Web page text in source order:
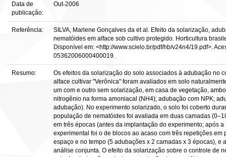
Data de
publicação:
Out-2006
Referência:
SILVA, Marlene Gonçalves da et al. Efeito da solarização,
nematóides em alface sob cultivo protegido. Horticultura
Disponível em: <http://www.scielo.br/pdf/hb/v24n4/19.pdf>.
05362006000400019.
Resumo:
Os efeitos da solarização do solo associados à adubação no
alface cultivar "Verônica" foram avaliados em solo
um com e outro sem solarização, em casa de vegetação,
nitrogênio na forma amoniacal (NH4); adubação com NPK;
adubação). No experimento solarizado, o solo foi coberto
população de nematóides foi avaliada em duas camadas
em três épocas (antes da implantação do experimento; após
experimental foi o de blocos ao acaso com três repetições
espaço e no tempo (5 adubações x 2 camadas x 3 épocas), e
análise conjunta. O efeito da solarização sobre o controle de